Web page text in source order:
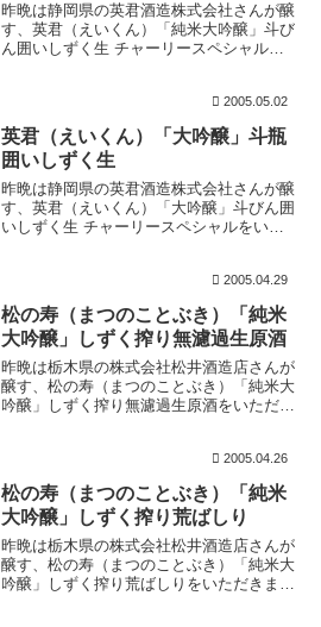
昨晩は静岡県の英君酒造株式会社さんが醸
す、英君（えいくん）「純米大吟醸」斗び
ん囲いしずく生 チャーリースペシャルを
うで、取り扱っている丸味屋酒店の店主の
ハンドルネー...
2005.05.02
英君（えいくん）「大吟醸」斗瓶
囲いしずく生
昨晩は静岡県の英君酒造株式会社さんが醸
す、英君（えいくん）「大吟醸」斗びん囲
いしずく生 チャーリースペシャルをいた
店主のハンドルネームがつけられていま
す。 上立ち香...
2005.04.29
松の寿（まつのことぶき）「純米
大吟醸」しずく搾り無濾過生原酒
昨晩は栃木県の株式会社松井酒造店さんが
醸す、松の寿（まつのことぶき）「純米大
吟醸」しずく搾り無濾過生原酒をいただき
なのに対して、今回紹介するお酒は中盤か
ら濁りがとれ...
2005.04.26
松の寿（まつのことぶき）「純米
大吟醸」しずく搾り荒ばしり
昨晩は栃木県の株式会社松井酒造店さんが
醸す、松の寿（まつのことぶき）「純米大
吟醸」しずく搾り荒ばしりをいただきまし